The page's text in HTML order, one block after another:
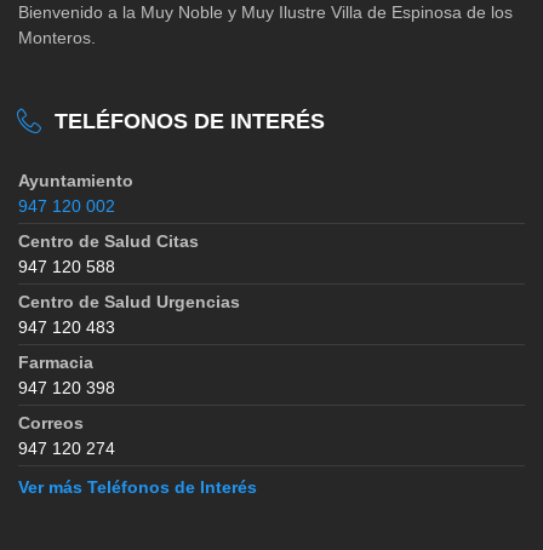
Bienvenido a la Muy Noble y Muy Ilustre Villa de Espinosa de los
Monteros.
TELÉFONOS DE INTERÉS
Ayuntamiento
947 120 002
Centro de Salud Citas
947 120 588
Centro de Salud Urgencias
947 120 483
Farmacia
947 120 398
Correos
947 120 274
Ver más Teléfonos de Interés